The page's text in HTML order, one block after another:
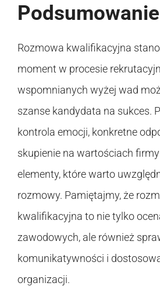
Podsumowanie
Rozmowa kwalifikacyjna
moment w procesie
wspomnianych wyżej wad
szanse kandydata na sukces.
kontrola emocji, konkretne
skupienie na wartościach
elementy, które warto
rozmowy. Pamiętajmy, że
kwalifikacyjna to nie tylko
zawodowych, ale również
komunikatywności i
organizacji.